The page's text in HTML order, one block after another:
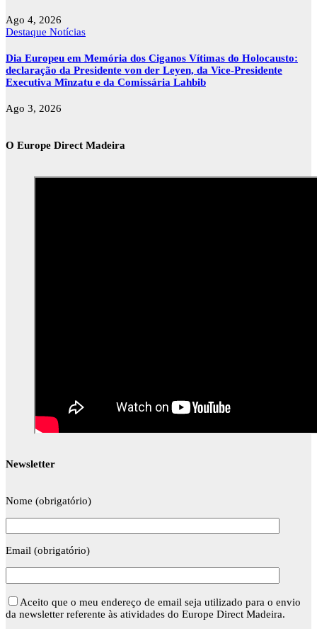
Ago 4, 2026
Destaque Notícias
Dia Europeu em Memória dos Ciganos Vítimas do Holocausto:
declaração da Presidente von der Leyen, da Vice-Presidente
Executiva Mînzatu e da Comissária Lahbib
Ago 3, 2026
O Europe Direct Madeira
Newsletter
Nome (obrigatório)
Email (obrigatório)
Aceito que o meu endereço de email seja utilizado para o envio
da newsletter referente às atividades do Europe Direct Madeira.